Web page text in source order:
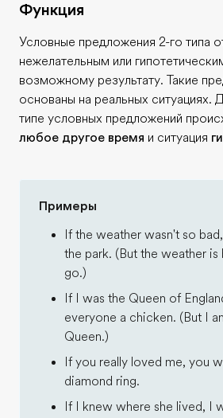
Функция
Условные предложения 2-го типа
нежелательным или
возможному результату. Такие
основаны на реальных ситуациях.
типе условных предложений
любое другое время и ситуация
Примеры
If the weather wasn't so
the park. (But the weather
go.)
If I was the Queen of
everyone a chicken. (But I
Queen.)
If you really loved me, you
diamond ring.
If I knew where she lived, I